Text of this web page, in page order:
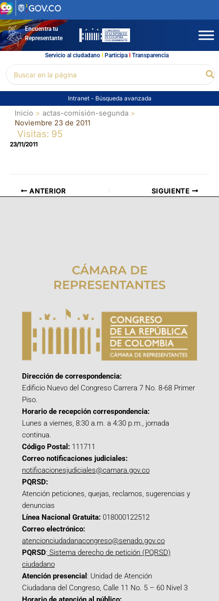
Ir
al
contenidoEncuentra tu
Representante
Servicio al ciudadano l Participal Transparencia
por:
Intranet - Búsqueda avanzada
Inicio
actas-comisión-segunda
Noviembre 23 de 2011
Visitas: 95
23/11/2011
ANTERIOR SIGUIENTE
CÁMARA DE
REPRESENTANTES
Dirección de correspondencia:
Edificio Nuevo del Congreso Carrera 7 No. 8-68 Primer
Piso.
Horario de recepción correspondencia:
Lunes a viernes, 8:30 a.m. a 4:30 p.m., jornada
continua.
Código Postal: 111711
Correo notificaciones judiciales:
notificacionesjudiciales@camara.gov.co
PQRSD:
Atención peticiones, quejas, reclamos, sugerencias y
denuncias
Línea Nacional Gratuita: 018000122512
Correo electrónico:
atencionciudadanacongreso@senado.gov.co
PQRSD: Sistema derecho de petición (PQRSD)
ciudadano
Atención presencial : Unidad de Atención
Ciudadana del Congreso, Calle 11 No. 5 – 60 Nivel 3